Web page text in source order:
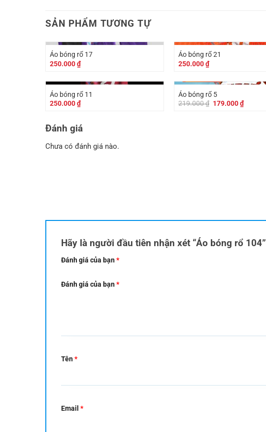
SẢN PHẨM TƯƠNG TỰ
Áo bóng rổ 17
250.000₫
Áo bóng rổ 21
250.000₫
Áo bóng rổ 11
250.000₫
Áo bóng rổ 5
219.000₫ Giá
179.000₫Giá
hiện
Đánh giá
Chưa có đánh giá nào.
Hãy là người đầu tiên nhận xét “Áo bóng rổ 104”
Đánh giá của bạn*
Đánh giá của bạn*
Tên*
Email *